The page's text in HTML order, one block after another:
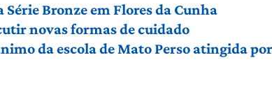
Bronze em Flores da Cunha
novas formas de cuidado
da escola de Mato Perso atingida